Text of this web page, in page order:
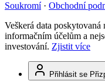
Soukromí · Obchodní
Veškerá data
informačním účelům a
investování. Zjistit více
Přihlásit se